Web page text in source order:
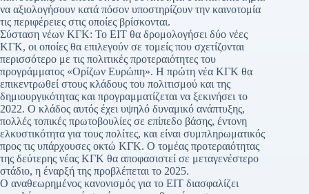
να αξιολογήσουν κατά πόσον υποστηρίζουν την καινοτομία
τις περιφέρειες στις οποίες βρίσκονται.
Σύσταση νέων ΚΓΚ: Το ΕΙΤ θα δρομολογήσει δύο νέες
ΚΓΚ, οι οποίες θα επιλεγούν σε τομείς που σχετίζονται
περισσότερο με τις πολιτικές προτεραιότητες του
προγράμματος «Ορίζων Ευρώπη». Η πρώτη νέα ΚΓΚ θα
επικεντρωθεί στους κλάδους του πολιτισμού και της
δημιουργικότητας και προγραμματίζεται να ξεκινήσει το
2022. Ο κλάδος αυτός έχει υψηλό δυναμικό ανάπτυξης,
πολλές τοπικές πρωτοβουλίες σε επίπεδο βάσης, έντονη
ελκυστικότητα για τους πολίτες, και είναι συμπληρωματικός
προς τις υπάρχουσες οκτώ ΚΓΚ. Ο τομέας προτεραιότητας
της δεύτερης νέας ΚΓΚ θα αποφασιστεί σε μεταγενέστερο
στάδιο, η έναρξή της προβλέπεται το 2025.
Ο αναθεωρημένος κανονισμός για το ΕΙΤ διασφαλίζει